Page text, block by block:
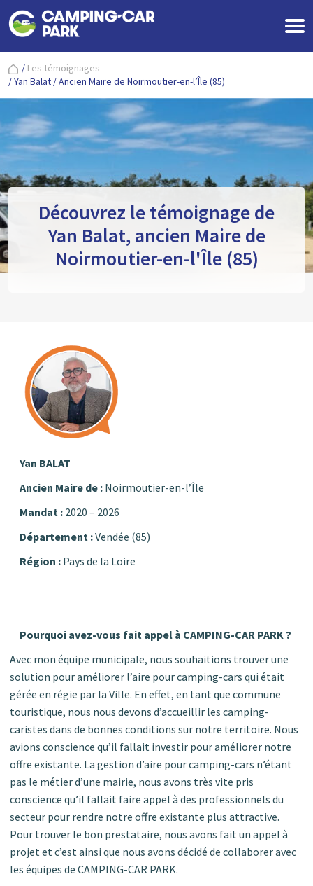
/ Les témoignages
/Yan Balat / Ancien Maire de Noirmoutier-en-l’Île (85)
Découvrez le témoignage de
Yan Balat, ancien Maire de
Noirmoutier-en-l'Île (85)
Yan BALAT
Ancien Maire de : Noirmoutier-en-l’Île
Mandat : 2020 – 2026
Département :Vendée (85)
Région : Pays de la Loire
Pourquoi avez-vous fait appel à CAMPING-CAR PARK ?
Avec mon équipe municipale, nous souhaitions trouver une
solution pour améliorer l’aire pour camping-cars qui était
gérée en régie par la Ville. En effet, en tant que commune
touristique, nous nous devons d’accueillir les camping-
caristes dans de bonnes conditions sur notre territoire. Nous
avions conscience qu’il fallait investir pour améliorer notre
offre existante. La gestion d’aire pour camping-cars n’étant
pas le métier d’une mairie, nous avons très vite pris
conscience qu’il fallait faire appel à des professionnels du
secteur pour rendre notre offre existante plus attractive.
Pour trouver le bon prestataire, nous avons fait un appel à
projet et c’est ainsi que nous avons décidé de collaborer avec
les équipes de CAMPING-CAR PARK.